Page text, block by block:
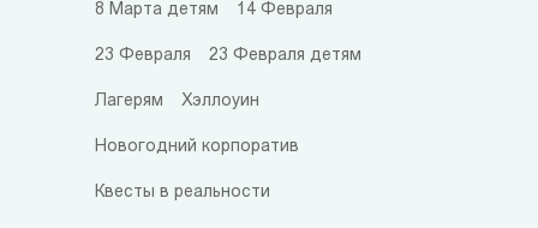
8 Марта детям 14 Февраля
23 Февраля 23 Февраля детям
Лагерям Хэллоуин
Новогодний корпоратив
Квесты в реальности